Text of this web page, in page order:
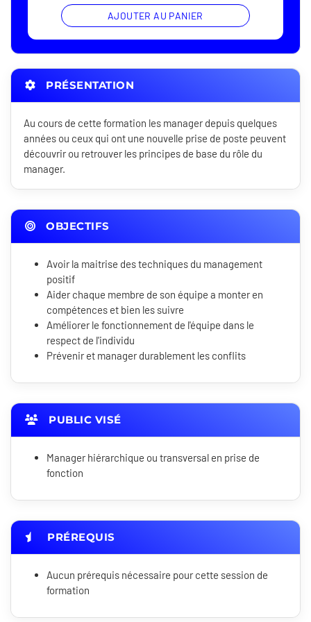
AJOUTER AU PANIER
PRÉSENTATION
Au cours de cette formation les manager depuis quelques
années ou ceux qui ont une nouvelle prise de poste peuvent
découvrir ou retrouver les principes de base du rôle du
manager.
OBJECTIFS
Avoir la maitrise des techniques du management
positif
Aider chaque membre de son équipe a monter en
compétences et bien les suivre
Améliorer le fonctionnement de l'équipe dans le
respect de l'individu
Prévenir et manager durablement les conflits
PUBLIC VISÉ
Manager hiérarchique ou transversal en prise de
fonction
PRÉREQUIS
Aucun prérequis nécessaire pour cette session de
formation